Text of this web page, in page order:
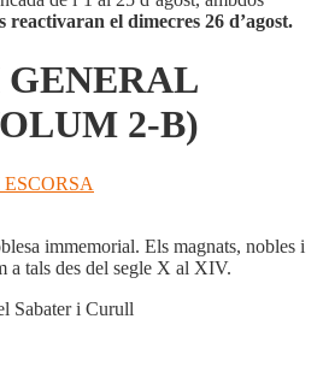
reactivaran el dimecres 26 d’agost.
2-B)
immemorial. Els magnats, nobles i
a tals des del segle X al XIV.
Sabater i Curull